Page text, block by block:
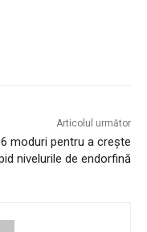
Articolul următor
6 moduri pentru a crește
nivelurile de endorfină